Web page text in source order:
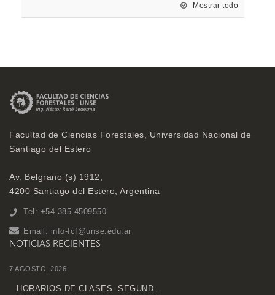
Mostrar todo
Facultad de Ciencias Forestales, Universidad Nacional de
Santiago del Estero
Av. Belgrano (s) 1912,
4200 Santiago del Estero, Argentina
Tel: +54-385-4509550
Email: info-fcf@unse.edu.ar
NOTICIAS RECIENTES
7 AGOSTO, 2026
HORARIOS DE CLASES- SEGUND...